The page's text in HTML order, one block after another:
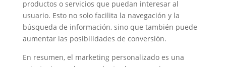
productos o servicios que puedan interesar al
usuario. Esto no solo facilita la navegación y la
búsqueda de información, sino que también puede
aumentar las posibilidades de conversión.
En resumen, el marketing personalizado es una